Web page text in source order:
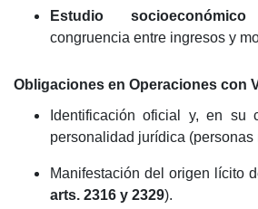
Estudio socioeconómico
congruencia entre ingresos y
Obligaciones en Operaciones con
Identificación oficial y, en su
personalidad jurídica (personas
Manifestación del origen lícito
arts. 2316 y 2329).